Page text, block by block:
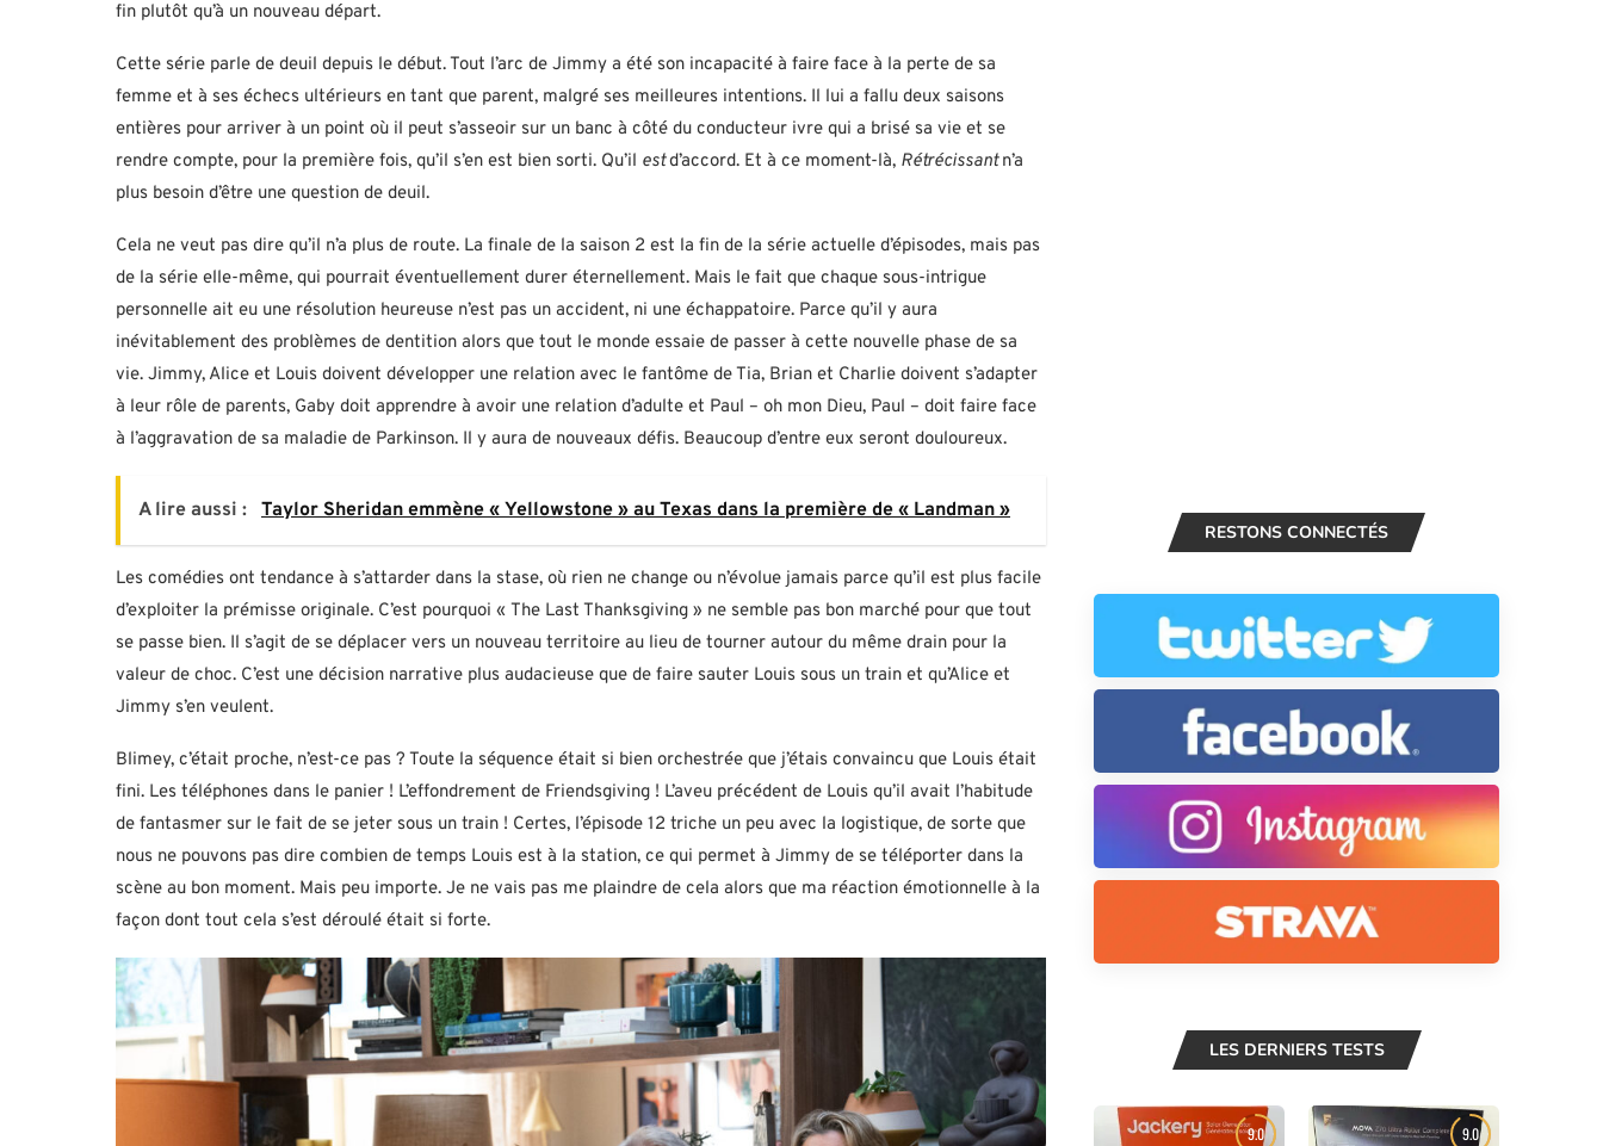
fin plutôt qu’à un nouveau départ.
Cette série parle de deuil depuis le début. Tout l’arc de Jimmy a été son incapacité à faire face à la perte de sa
femme et à ses échecs ultérieurs en tant que parent, malgré ses meilleures intentions. Il lui a fallu deux saisons
entières pour arriver à un point où il peut s’asseoir sur un banc à côté du conducteur ivre qui a brisé sa vie et se
rendre compte, pour la première fois, qu’il s’en est bien sorti. Qu’il estd’accord. Et à ce moment-là, Rétrécissantn’a
plus besoin d’être une question de deuil.
Cela ne veut pas dire qu’il n’a plus de route. La finale de la saison 2 est la fin de la série actuelle d’épisodes, mais pas
de la série elle-même, qui pourrait éventuellement durer éternellement. Mais le fait que chaque sous-intrigue
personnelle ait eu une résolution heureuse n’est pas un accident, ni une échappatoire. Parce qu’il y aura
inévitablement des problèmes de dentition alors que tout le monde essaie de passer à cette nouvelle phase de sa
vie. Jimmy, Alice et Louis doivent développer une relation avec le fantôme de Tia, Brian et Charlie doivent s’adapter
à leur rôle de parents, Gaby doit apprendre à avoir une relation d’adulte et Paul – oh mon Dieu, Paul – doit faire face
à l’aggravation de sa maladie de Parkinson. Il y aura de nouveaux défis. Beaucoup d’entre eux seront douloureux.
A lire aussi : Taylor Sheridan emmène « Yellowstone » au Texas dans la première de « Landman »
Les comédies ont tendance à s’attarder dans la stase, où rien ne change ou n’évolue jamais parce qu’il est plus facile
d’exploiter la prémisse originale. C’est pourquoi « The Last Thanksgiving » ne semble pas bon marché pour que tout
se passe bien. Il s’agit de se déplacer vers un nouveau territoire au lieu de tourner autour du même drain pour la
valeur de choc. C’est une décision narrative plus audacieuse que de faire sauter Louis sous un train et qu’Alice et
Jimmy s’en veulent.
Blimey, c’était proche, n’est-ce pas ? Toute la séquence était si bien orchestrée que j’étais convaincu que Louis était
fini. Les téléphones dans le panier ! L’effondrement de Friendsgiving ! L’aveu précédent de Louis qu’il avait l’habitude
de fantasmer sur le fait de se jeter sous un train ! Certes, l’épisode 12 triche un peu avec la logistique, de sorte que
nous ne pouvons pas dire combien de temps Louis est à la station, ce qui permet à Jimmy de se téléporter dans la
scène au bon moment. Mais peu importe. Je ne vais pas me plaindre de cela alors que ma réaction émotionnelle à la
façon dont tout cela s’est déroulé était si forte.
RESTONS CONNECTÉS
LES DERNIERS TESTS
9.0 9.0